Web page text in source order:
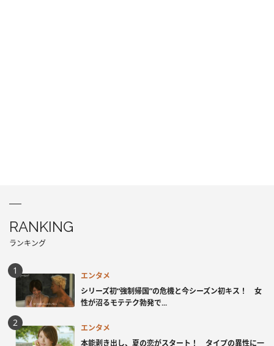
RANKING
ランキング
エンタメ
シリーズ初“強制帰国”の危機と今シーズン初キス！ 女
性が沼るモテテク勃発で...
エンタメ
本能剥き出し、夏の恋がスタート！ タイプの異性に一